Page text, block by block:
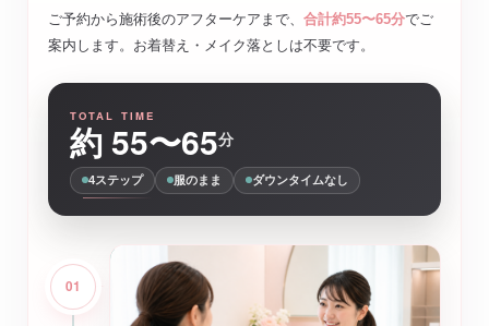
ご予約から施術後のアフターケアまで、 合計約55〜65分でご
案内します。お着替え・メイク落としは不要です。
TOTAL TIME
約 55〜65分
4ステップ 服のまま ダウンタイムなし
01